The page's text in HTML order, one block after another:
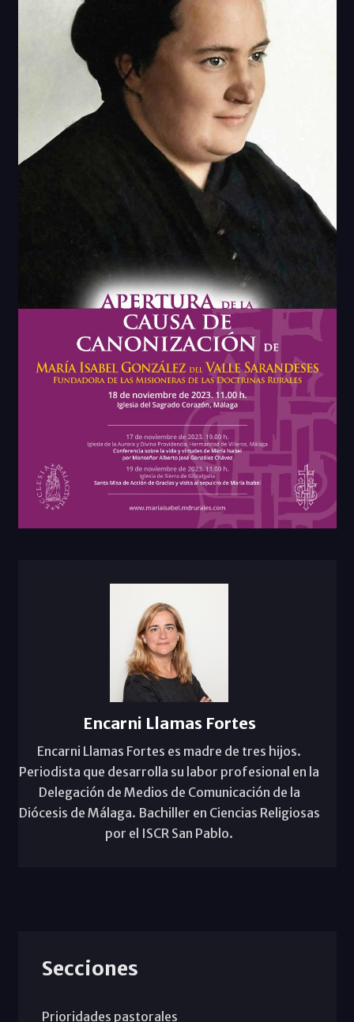
Encarni Llamas Fortes
Encarni Llamas Fortes es madre de tres hijos.
Periodista que desarrolla su labor profesional en la
Delegación de Medios de Comunicación de la
Diócesis de Málaga. Bachiller en Ciencias Religiosas
por el ISCR San Pablo.
Secciones
Prioridades pastorales